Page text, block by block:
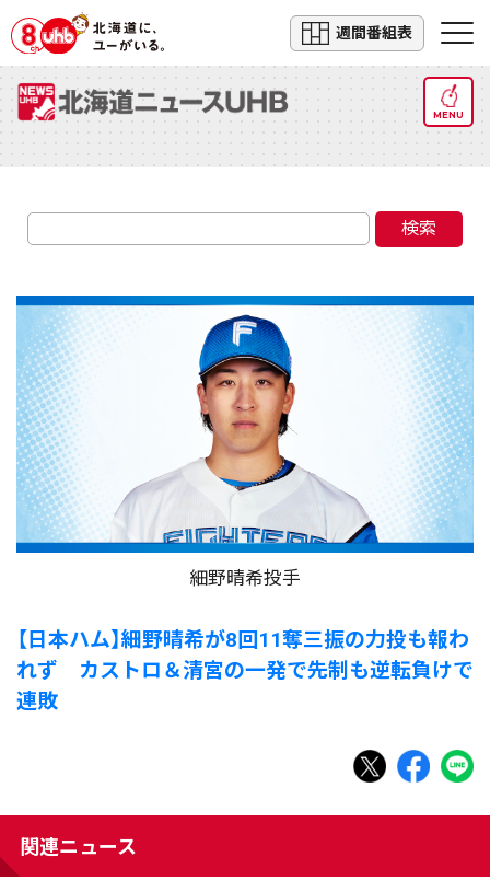
週間番組表
MENU
検索
細野晴希投手
【日本ハム】細野晴希が8回11奪三振の力投も報わ
れず カストロ＆清宮の一発で先制も逆転負けで
連敗
関連ニュース